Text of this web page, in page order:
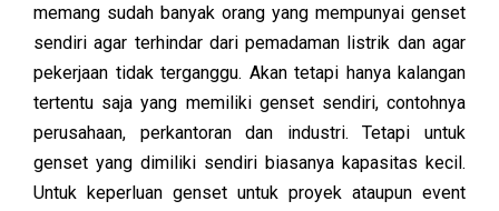
memang sudah banyak orang yang mempunyai genset
sendiri agar terhindar dari pemadaman listrik dan agar
pekerjaan tidak terganggu. Akan tetapi hanya kalangan
tertentu saja yang memiliki genset sendiri, contohnya
perusahaan, perkantoran dan industri. Tetapi untuk
genset yang dimiliki sendiri biasanya kapasitas kecil.
Untuk keperluan genset untuk proyek ataupun event